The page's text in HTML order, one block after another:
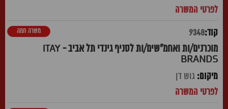
9348
מוכרנים/ות ואחמ"שים/ות לסניף גינדי תל אביב - ITAY
BRANDS
משרה חמה
גוש דן